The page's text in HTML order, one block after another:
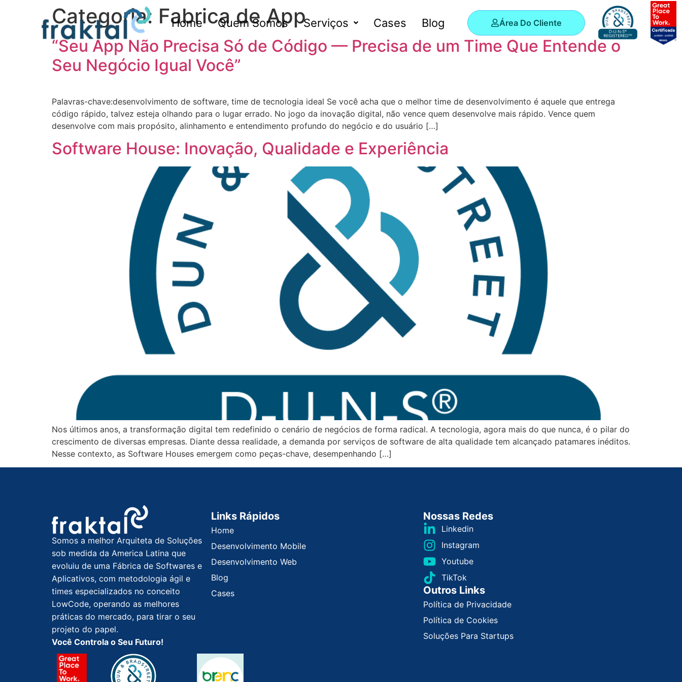
Home Quem Somos Serviços Cases Blog Área Do Cliente
Categoria: Fabrica de App
“Seu App Não Precisa Só de Código — Precisa de um Time Que Entende o
Seu Negócio Igual Você”
Palavras-chave:desenvolvimento de software, time de tecnologia ideal Se você acha que o melhor time de desenvolvimento é aquele que entrega
código rápido, talvez esteja olhando para o lugar errado. No jogo da inovação digital, não vence quem desenvolve mais rápido. Vence quem
desenvolve com mais propósito, alinhamento e entendimento profundo do negócio e do usuário […]
Software House: Inovação, Qualidade e Experiência
Nos últimos anos, a transformação digital tem redefinido o cenário de negócios de forma radical. A tecnologia, agora mais do que nunca, é o pilar do
crescimento de diversas empresas. Diante dessa realidade, a demanda por serviços de software de alta qualidade tem alcançado patamares inéditos.
Nesse contexto, as Software Houses emergem como peças-chave, desempenhando […]
Somos a melhor Arquiteta de Soluções
sob medida da America Latina que
evoluiu de uma Fábrica de Softwares e
Aplicativos, com metodologia ágil e
times especializados no conceito
LowCode, operando as melhores
práticas do mercado, para tirar o seu
projeto do papel.
Você Controla o Seu Futuro!
Links Rápidos
Home
Desenvolvimento Mobile
Desenvolvimento Web
Blog
Cases
Nossas Redes
Linkedin
Instagram
Youtube
TikTok
Outros Links
Política de Privacidade
Política de Cookies
Soluções Para Startups